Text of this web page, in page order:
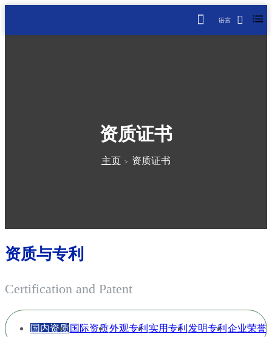
语言
资质证书
主页 > 资质证书
资质与专利
Certification and Patent
国内资质 国际资质外观专利 实用专利 发明专利 企业荣誉